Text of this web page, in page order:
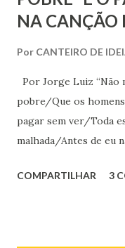
NA CANÇÃO
Por CANTEIRO DE
Por Jorge Luiz “Não
pobre/Que os
pagar sem ver/Toda
malhada/Antes de eu
assim/Brasil/Qual é
COMPARTILHAR 3